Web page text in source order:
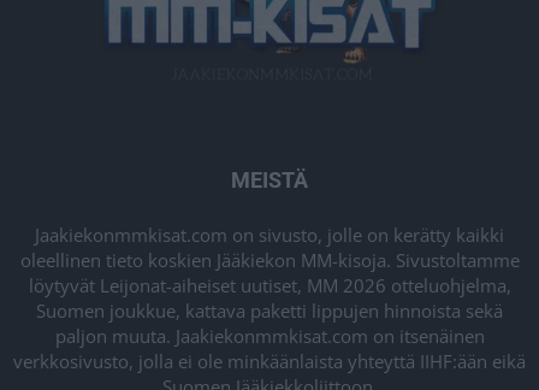
MEISTÄ
Jaakiekonmmkisat.com on sivusto, jolle on kerätty kaikki
oleellinen tieto koskien Jääkiekon MM-kisoja. Sivustoltamme
löytyvät Leijonat-aiheiset uutiset, MM 2026 otteluohjelma,
Suomen joukkue, kattava paketti lippujen hinnoista sekä
paljon muuta. Jaakiekonmmkisat.com on itsenäinen
verkkosivusto, jolla ei ole minkäänlaista yhteyttä IIHF:ään eikä